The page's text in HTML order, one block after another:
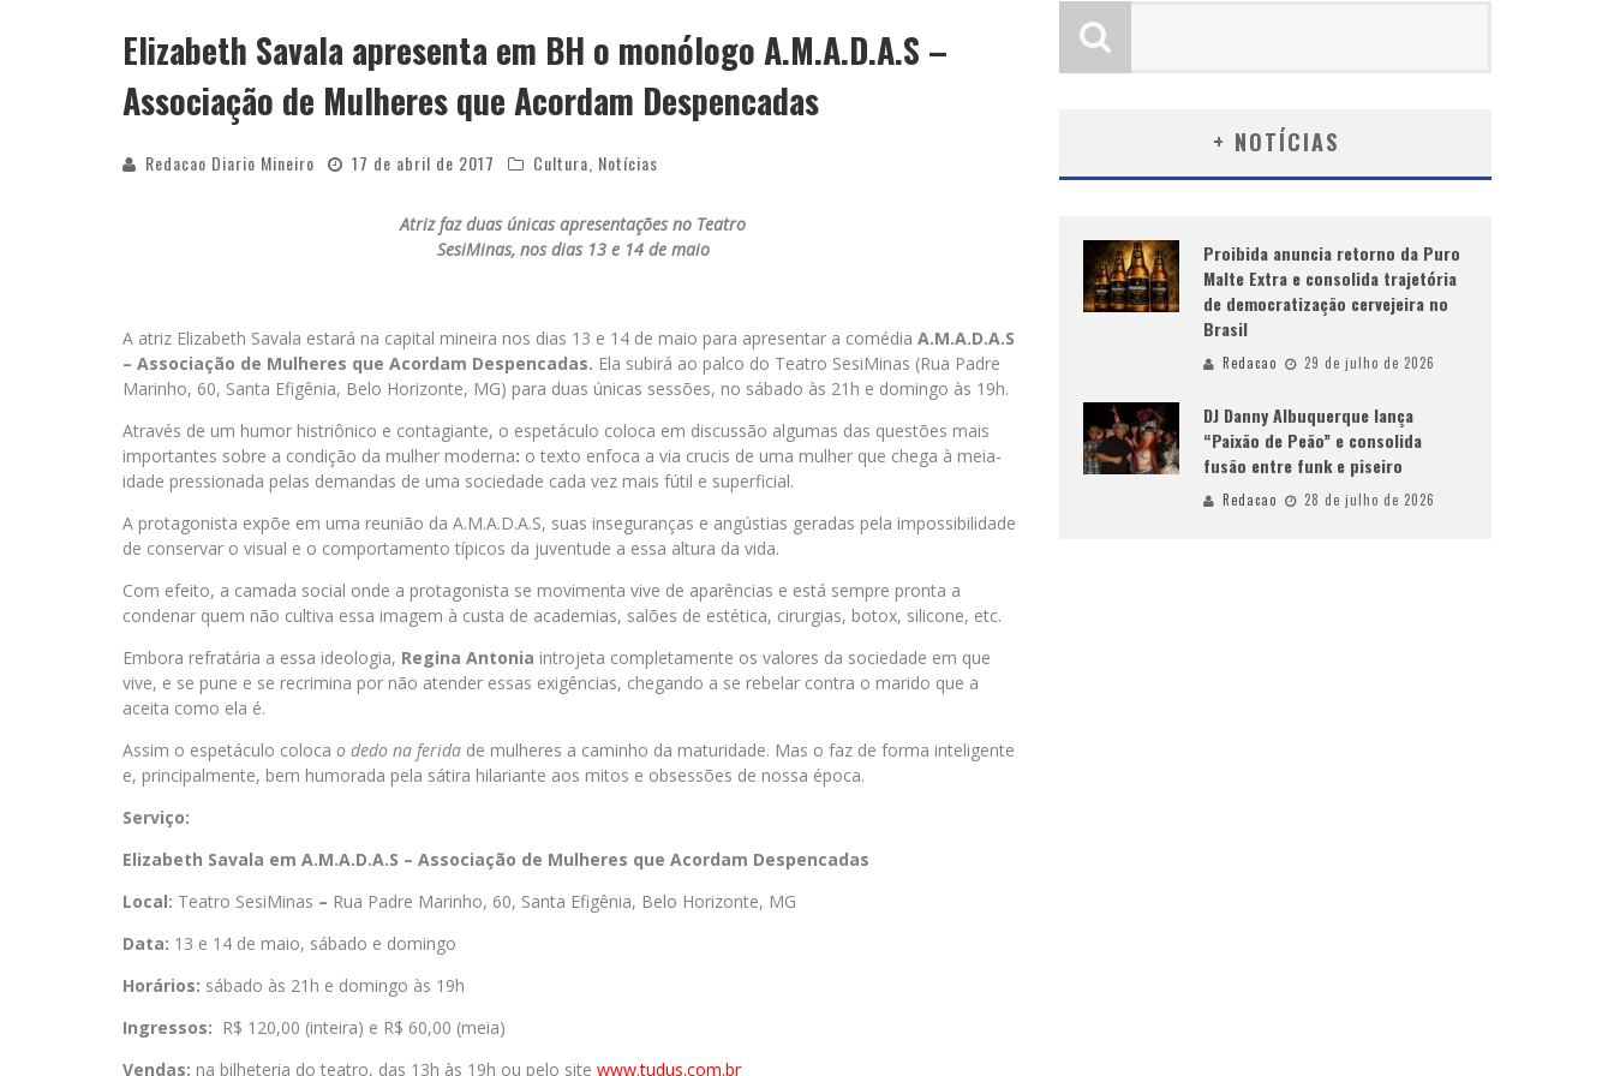
PROIBIDA ANUNCIA RETORNO DA PURO MALTE EXTRA E CONSOLIDA TRAJETÓRIA DE DEMOCRATIZAÇÃO CERVEJEIRA NO BRASIL
Elizabeth Savala apresenta em BH o monólogo A.M.A.D.A.S –
Associação de Mulheres que Acordam Despencadas
Redacao Diario Mineiro 17 de abril de 2017 Cultura Notícias
Atriz faz duas únicas apresentações no Teatro
SesiMinas, nos dias 13 e 14 de maio
A atriz Elizabeth Savala estará na capital mineira nos dias 13 e 14 de maio para apresentar a comédia A.M.A.D.A.S
– Associação de Mulheres que Acordam Despencadas. Ela subirá ao palco do Teatro SesiMinas (Rua Padre
Marinho, 60, Santa Efigênia, Belo Horizonte, MG) para duas únicas sessões, no sábado às 21h e domingo às 19h.
Através de um humor histriônico e contagiante, o espetáculo coloca em discussão algumas das questões mais
importantes sobre a condição da mulher moderna: o texto enfoca a via crucis de uma mulher que chega à meia-
idade pressionada pelas demandas de uma sociedade cada vez mais fútil e superficial.
A protagonista expõe em uma reunião da A.M.A.D.A.S, suas inseguranças e angústias geradas pela impossibilidade
de conservar o visual e o comportamento típicos da juventude a essa altura da vida.
Com efeito, a camada social onde a protagonista se movimenta vive de aparências e está sempre pronta a
condenar quem não cultiva essa imagem à custa de academias, salões de estética, cirurgias, botox, silicone, etc.
Embora refratária a essa ideologia, Regina Antonia introjeta completamente os valores da sociedade em que
vive, e se pune e se recrimina por não atender essas exigências, chegando a se rebelar contra o marido que a
aceita como ela é.
Assim o espetáculo coloca o dedo na ferida de mulheres a caminho da maturidade. Mas o faz de forma inteligente
e, principalmente, bem humorada pela sátira hilariante aos mitos e obsessões de nossa época.
Serviço:
Elizabeth Savala em A.M.A.D.A.S – Associação de Mulheres que Acordam Despencadas
Local: Teatro SesiMinas – Rua Padre Marinho, 60, Santa Efigênia, Belo Horizonte, MG
Data: 13 e 14 de maio, sábado e domingo
Horários: sábado às 21h e domingo às 19h
Ingressos: R$ 120,00 (inteira) e R$ 60,00 (meia)
Vendas: na bilheteria do teatro, das 13h às 19h ou pelo site www.tudus.com.br
+ NOTÍCIAS
Proibida anuncia retorno da Puro
Malte Extra e consolida trajetória
de democratização cervejeira no
Brasil
Redacao 29 de julho de 2026
DJ Danny Albuquerque lança
“Paixão de Peão” e consolida
fusão entre funk e piseiro
Redacao 28 de julho de 2026